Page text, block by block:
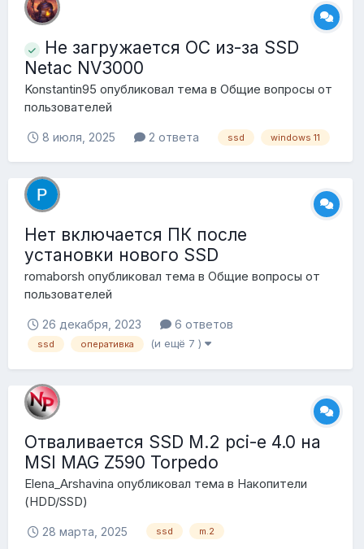
Не загружается ОС из-за SSD
Netac NV3000
Konstantin95 опубликовал тема в Общие вопросы от
пользователей
8 июля, 2025 2 ответа ssd windows 11
Нет включается ПК после
установки нового SSD
romaborsh опубликовал тема в Общие вопросы от
пользователей
26 декабря, 2023 6 ответов
ssd оперативка (и ещё 7 )
Отваливается SSD M.2 pci-e 4.0 на
MSI MAG Z590 Torpedo
Elena_Arshavina опубликовал тема в Накопители
(HDD/SSD)
28 марта, 2025 ssd m.2